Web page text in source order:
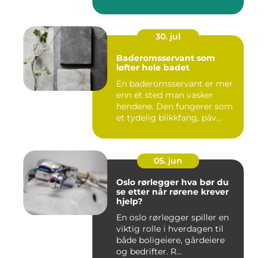
30. jul
Baderomsservant som
løfter hele badet
En baderomsservant er mer
enn et sted man vasker
hendene. Den fungerer som
et tydelig blikkfang, påv...
05. jun
Oslo rørlegger hva bør du
se etter når rørene krever
hjelp?
En oslo rørlegger spiller en
viktig rolle i hverdagen til
både boligeiere, gårdeiere
og bedrifter. R...